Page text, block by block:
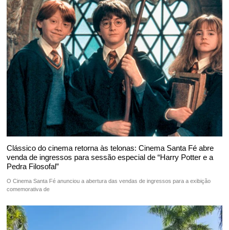
Clássico do cinema retorna às telonas: Cinema Santa Fé abre
venda de ingressos para sessão especial de “Harry Potter e a
Pedra Filosofal”
O Cinema Santa Fé anunciou a abertura das vendas de ingressos para a exibição
comemorativa de